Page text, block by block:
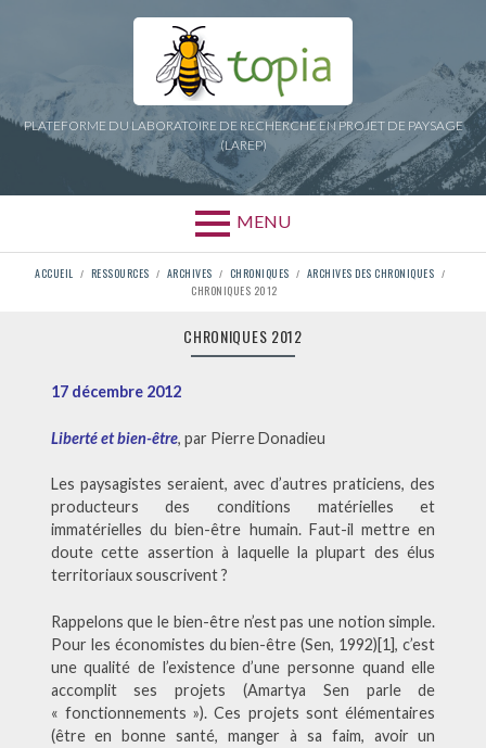
PLATEFORME DU LABORATOIRE DE RECHERCHE EN PROJET DE PAYSAGE
(LAREP)
MENU
FIL
ACCUEIL RESSOURCES ARCHIVES CHRONIQUES
ARCHIVES DES CHRONIQUES
CHRONIQUES 2012
CHRONIQUES 2012
17 décembre 2012
Liberté et bien-être, par Pierre Donadieu
Les paysagistes seraient, avec d’autres praticiens, des
producteurs des conditions matérielles et
immatérielles du bien-être humain. Faut-il mettre en
doute cette assertion à laquelle la plupart des élus
territoriaux souscrivent ?
Rappelons que le bien-être n’est pas une notion simple.
Pour les économistes du bien-être (Sen, 1992)[1], c’est
une qualité de l’existence d’une personne quand elle
accomplit ses projets (Amartya Sen parle de
« fonctionnements »). Ces projets sont élémentaires
(être en bonne santé, manger à sa faim, avoir un